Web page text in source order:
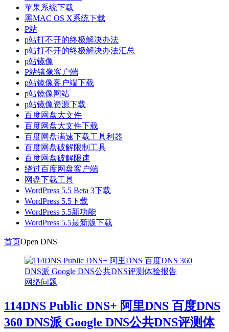
苹果系统下载
黑MAC OS X系统下载
P站
p站打不开的终极解决办法
p站打不开的终极解决办法汇总
p站镜像
P站镜像客户端
p站镜像客户端下载
p站镜像网站
p站镜像资源下载
百度网盘大文件
百度网盘大文件下载
百度网盘满速下载工具利器
百度网盘破解限制工具
百度网盘破解限速
绕过百度网盘客户端
网盘下载工具
WordPress 5.5 Beta 3下载
WordPress 5.5下载
WordPress 5.5新功能
WordPress 5.5最新版下载
首页Open DNS
网络问题
114DNS Public DNS+ 阿里DNS 百度DNS
360 DNS派 Google DNS公共DNS评测体